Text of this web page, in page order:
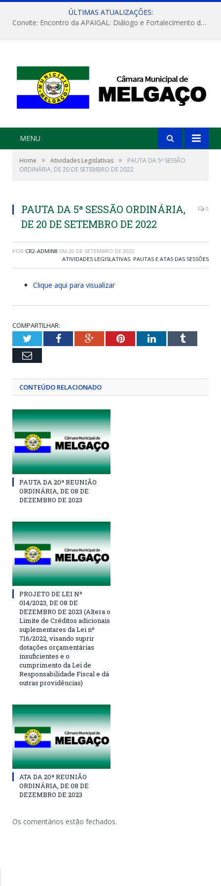
ÚLTIMAS ATUALIZAÇÕES:
Convite: Encontro da APAIGAL: Diálogo e Fortalecimento da Agricultura Familiar
MENU
Home » Atividades Legislativas »
PAUTA DA 5ª SESSÃO
ORDINÁRIA, DE 20 DE SETEMBRO DE 2022
PAUTA DA 5ª SESSÃO ORDINÁRIA,
DE 20 DE SETEMBRO DE 2022
0
POR CR2-ADMIN8 EM 20 DE SETEMBRO DE 2022
ATIVIDADES LEGISLATIVAS, PAUTAS E ATAS DAS SESSÕES
Clique aqui para visualizar
COMPARTILHAR:
TwitterFacebookGoogle+PinterestLinkedInTumblr
Email
CONTEÚDO RELACIONADO
PAUTA DA 20ª REUNIÃO
ORDINÁRIA, DE 08 DE
DEZEMBRO DE 2023
PROJETO DE LEI Nº
014/2023, DE 08 DE
DEZEMBRO DE 2023 (Altera o
Limite de Créditos adicionais
suplementares da Lei nº
716/2022, visando suprir
dotações orçamentárias
insuficientes e o
cumprimento da Lei de
Responsabilidade Fiscal e dá
outras providências)
ATA DA 20ª REUNIÃO
ORDINÁRIA, DE 08 DE
DEZEMBRO DE 2023
Os comentários estão fechados.